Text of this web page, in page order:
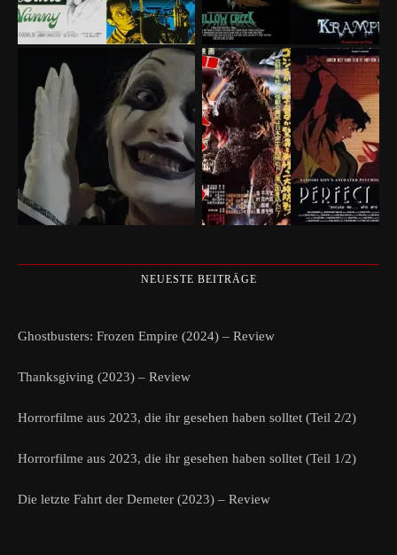
NEUESTE BEITRÄGE
Ghostbusters: Frozen Empire (2024) – Review
Thanksgiving (2023) – Review
Horrorfilme aus 2023, die ihr gesehen haben solltet (Teil 2/2)
Horrorfilme aus 2023, die ihr gesehen haben solltet (Teil 1/2)
Die letzte Fahrt der Demeter (2023) – Review